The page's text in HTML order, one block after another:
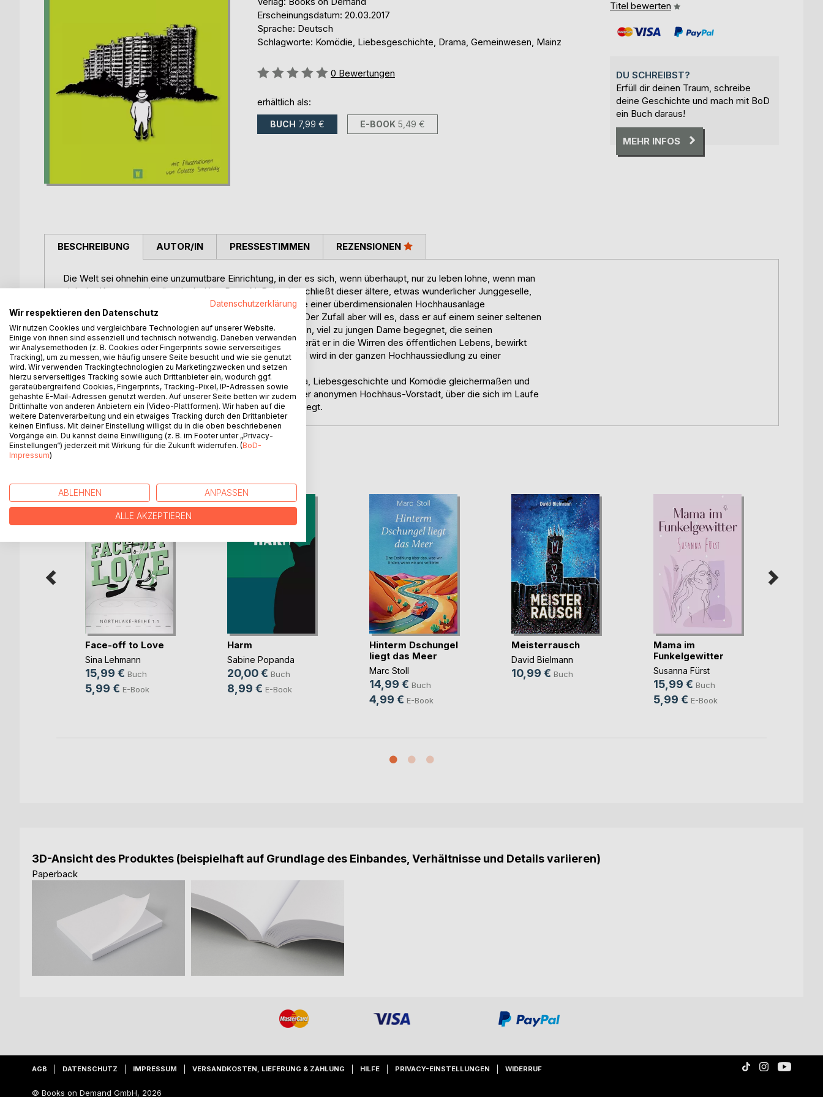
Erscheinungsdatum: 20.03.2017
Sprache: Deutsch
Schlagworte: Komödie, Liebesgeschichte, Drama, Gemeinwesen, Mainz
Bewertung::
0 Bewertungen
erhältlich als:
BUCH 7,99 € E-BOOK 5,49 €
Titel bewerten
DU SCHREIBST?
Erfüll dir deinen Traum, schreibe
deine Geschichte und mach mit BoD
ein Buch daraus!
MEHR INFOS
BESCHREIBUNG
Die Welt sei ohnehin eine unzumutbare Einrichtung, in der es sich, wenn überhaupt, nur zu leben lohne, wenn man
sich der Kunst verschreibt, denkt Herr Patocki. Daher beschließt dieser ältere, etwas wunderlicher Junggeselle,
sich in seine winzige Wohnung, hoch oben in der 23. Etage einer überdimensionalen Hochhausanlage
zurückzuziehen und ein Leben in stiller Einkehr zu führen. Der Zufall aber will es, dass er auf einem seiner seltenen
Spaziergängen zwischen den Hochhäusern einer hübschen, viel zu jungen Dame begegnet, die seinen
Lebensentwurf gehörig durcheinander bringt. Durch sie gerät er in die Wirren des öffentlichen Lebens, bewirkt
dabei ohne es eigentlich zu beabsichtigen vieles Gute und wird in der ganzen Hochhaussiedlung zu einer
Berühmtheit.
Die 40 kurzen Geschichten über Herrn Patocki sind Drama, Liebesgeschichte und Komödie gleichermaßen und
führen den Leser ein in die eigentümliche Lebenswelt einer anonymen Hochhaus-Vorstadt, über die sich im Laufe
der Erzählungen ein unwiderstehlicher poetischer Zauber legt.
AUTOR/IN PRESSESTIMMEN REZENSIONEN
WEITERE TITEL BEI
Face-off to Love
Sina Lehmann
15,99 € Buch
5,99 € E-Book
Harm
Sabine Popanda
20,00 € Buch
8,99 € E-Book
Hinterm Dschungel
liegt das Meer
Marc Stoll
14,99 € Buch
4,99 € E-Book
Meisterrausch
David Bielmann
10,99 € Buch
Mama im
Funkelgewitter
Susanna Fürst
15,99 € Buch
5,99 € E-Book
3D-Ansicht des Produktes (beispielhaft auf Grundlage des Einbandes, Verhältnisse und Details variieren)
Paperback
AGB DATENSCHUTZ IMPRESSUM VERSANDKOSTEN, LIEFERUNG & ZAHLUNG HILFE PRIVACY-EINSTELLUNGEN WIDERRUF
© Books on Demand GmbH, 2026
Datenschutzerklärung
Wir respektieren den Datenschutz
Wir nutzen Cookies und vergleichbare Technologien auf unserer Website.
Einige von ihnen sind essenziell und technisch notwendig. Daneben verwenden
wir Analysemethoden (z. B. Cookies oder Fingerprints sowie serverseitiges
Tracking), um zu messen, wie häufig unsere Seite besucht und wie sie genutzt
wird. Wir verwenden Trackingtechnologien zu Marketingzwecken und setzen
hierzu serverseitiges Tracking sowie auch Drittanbieter ein, wodurch ggf.
geräteübergreifend Cookies, Fingerprints, Tracking-Pixel, IP-Adressen sowie
gehashte E-Mail-Adressen genutzt werden. Auf unserer Seite betten wir zudem
Drittinhalte von anderen Anbietern ein (Video-Plattformen). Wir haben auf die
weitere Datenverarbeitung und ein etwaiges Tracking durch den Drittanbieter
keinen Einfluss. Mit deiner Einstellung willigst du in die oben beschriebenen
Vorgänge ein. Du kannst deine Einwilligung (z. B. im Footer unter „Privacy-
Einstellungen“) jederzeit mit Wirkung für die Zukunft widerrufen. (BoD-
Impressum)
ABLEHNEN ANPASSEN
ALLE AKZEPTIEREN